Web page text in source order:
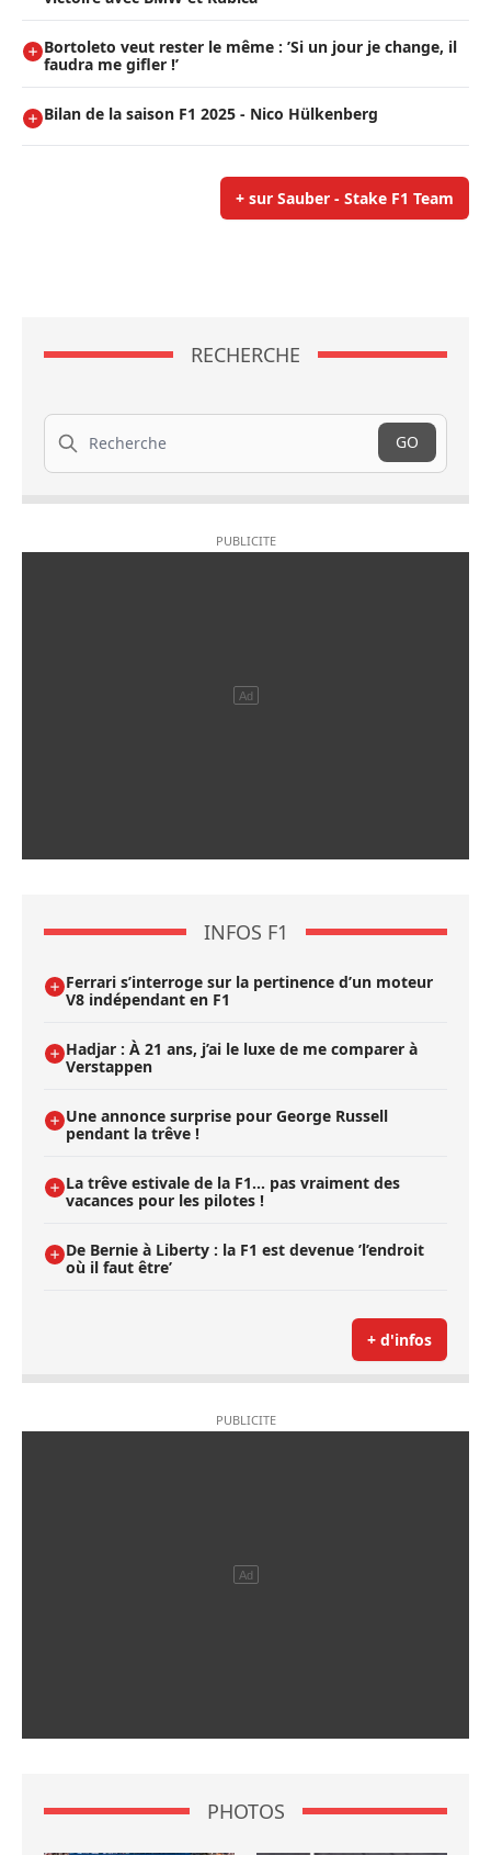
Bortoleto veut rester le même : ’Si un jour je change, il
faudra me gifler !’
Bilan de la saison F1 2025 - Nico Hülkenberg
+ sur Sauber - Stake F1 Team
RECHERCHE
Recherche
GO
INFOS F1
Ferrari s’interroge sur la pertinence d’un moteur
V8 indépendant en F1
Hadjar : À 21 ans, j’ai le luxe de me comparer à
Verstappen
Une annonce surprise pour George Russell
pendant la trêve !
La trêve estivale de la F1... pas vraiment des
vacances pour les pilotes !
De Bernie à Liberty : la F1 est devenue ’l’endroit
où il faut être’
+ d'infos
PHOTOS